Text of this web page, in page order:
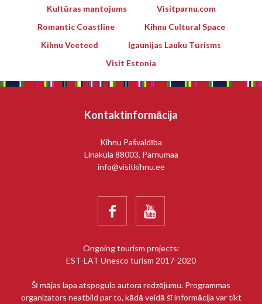
Kultūras mantojums
Visitparnu.com
Romantic Coastline
Kihnu Cultural Space
Kihnu Veeteed
Igaunijas Lauku Tūrisms
Visit Estonia
Kontaktinformācija
Kihnu Pašvaldība
Linaküla 88003, Pärnumaa
info@visitkihnu.ee
 
Ongoing tourism projects:
EST-LAT Unesco turism 2017-2020
Šī mājas lapa atspoguļo autora redzējumu. Programmas
organizators neatbild par to, kādā veidā šī informācija var tikt